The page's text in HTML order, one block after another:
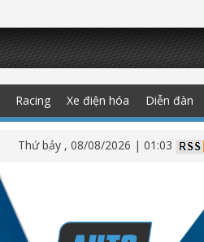
Racing Xe điện hóa Diễn đàn
Thứ bảy , 08/08/2026 | 01:03